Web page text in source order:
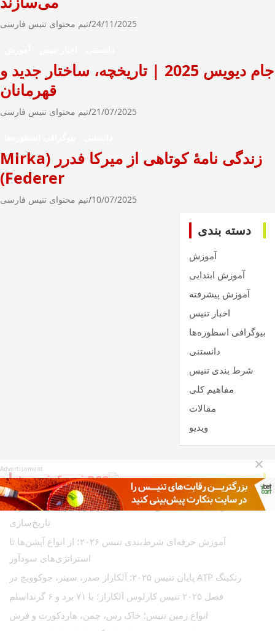
24/11/2025 تیم محتوای تنیس فارسی
جام دیویس 2025 | تاریخچه، ساختار جدید و
قهرمانان
21/07/2025 تیم محتوای تنیس فارسی
زندگی نامۀ کوتاهی از میرکا فدرر (Mirka
Federer)
10/07/2025 تیم محتوای تنیس فارسی
دسته بندی
آموزش
آموزش ابتدایی
آموزش پیشرفته
اخبار تنیس
بیوگرافی اسطوره‌ها
دانستنی
شرط بندی تنیس
مفاهیم کلی
مقالات
ویدیو
tennisfarsi
آغاز فصل ۲۰۲۶ تنیس؛ سلطه سینکاراز و تلاش سابالنکا برای
تاریخ‌سازی
آموزش حرفه‌ای شرط‌بندی تنیس ۲۰۲۶؛ از انواع آپشن‌ها تا
استراتژی‌های سودآور
رنکینگ ATP پایان تنیس ۲۰۲۵: آلکاراز صدر، سینر، جوکوویچ در
فصل ۲۰۲۵ تنیس کارلوس آلکاراز؛ با ۷۱ برد و ۶ گرنداسلم
انواع زمین تنیس؛ خاک رس، چمن، هاردکورت و فرش
Advertisement